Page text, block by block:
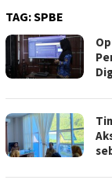
TAG:SPBE